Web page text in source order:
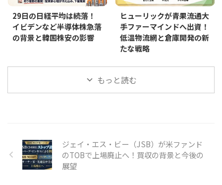
29日の日経平均は続落！
イビデンなど半導体株急落
の背景と韓国株安の影響
ヒューリックが青果流通大
手ファーマインドへ出資！
低温物流網と倉庫開発の新
たな戦略
もっと読む
ジェイ・エス・ビー（JSB）が米ファンド
のTOBで上場廃止へ！買収の背景と今後の
展望